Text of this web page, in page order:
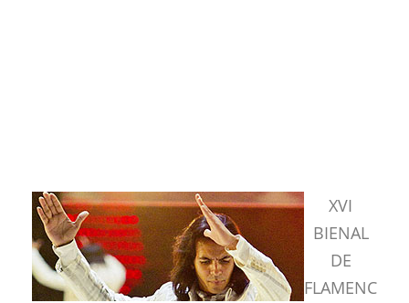
XVI
BIENAL
DE
FLAMENC